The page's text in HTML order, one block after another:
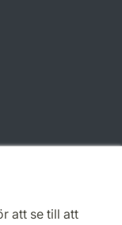
att se till att